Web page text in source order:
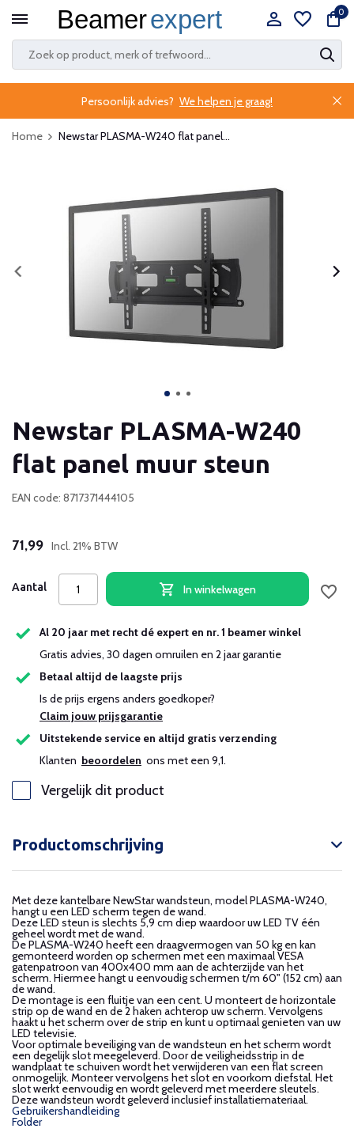
0
Persoonlijk advies? We helpen je graag!
Home Newstar PLASMA-W240 flat panel...
Newstar PLASMA-W240
flat panel muur steun
EAN code: 8717371444105
71,99 Incl. 21% BTW
Aantal In winkelwagen
Al 20 jaar met recht dé expert en nr. 1 beamer winkel
Gratis advies, 30 dagen omruilen en 2 jaar garantie
Betaal altijd de laagste prijs
Is de prijs ergens anders goedkoper?
Claim jouw prijsgarantie
Uitstekende service en altijd gratis verzending
Klanten beoordelen ons met een 9,1.
Vergelijk dit product
Productomschrijving
Met deze kantelbare NewStar wandsteun, model PLASMA-W240,
hangt u een LED scherm tegen de wand.
Deze LED steun is slechts 5,9 cm diep waardoor uw LED TV één
geheel wordt met de wand.
De PLASMA-W240 heeft een draagvermogen van 50 kg en kan
gemonteerd worden op schermen met een maximaal VESA
gatenpatroon van 400x400 mm aan de achterzijde van het
scherm. Hiermee hangt u eenvoudig schermen t/m 60" (152 cm) aan
de wand.
De montage is een fluitje van een cent. U monteert de horizontale
strip op de wand en de 2 haken achterop uw scherm. Vervolgens
haakt u het scherm over de strip en kunt u optimaal genieten van uw
LED televisie.
Voor optimale beveiliging van de wandsteun en het scherm wordt
een degelijk slot meegeleverd. Door de veiligheidsstrip in de
wandplaat te schuiven wordt het verwijderen van een flat screen
onmogelijk. Monteer vervolgens het slot en voorkom diefstal. Het
slot werkt eenvoudig en wordt geleverd met meerdere sleutels.
Deze wandsteun wordt geleverd inclusief installatiemateriaal.
Gebruikershandleiding
Folder